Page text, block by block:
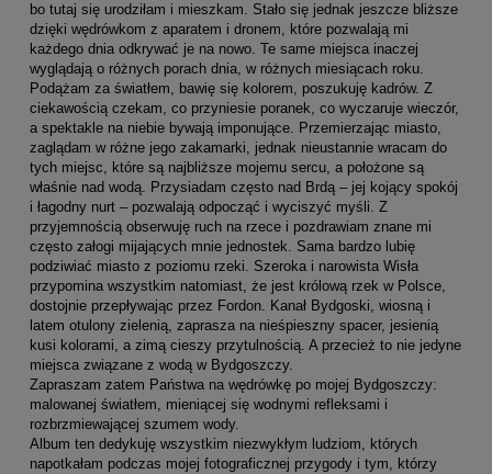
bo tutaj się urodziłam i mieszkam. Stało się jednak jeszcze bliższe
dzięki wędrówkom z aparatem i dronem, które pozwalają mi
każdego dnia odkrywać je na nowo. Te same miejsca inaczej
wyglądają o różnych porach dnia, w różnych miesiącach roku.
Podążam za światłem, bawię się kolorem, poszukuję kadrów. Z
ciekawością czekam, co przyniesie poranek, co wyczaruje wieczór,
a spektakle na niebie bywają imponujące. Przemierzając miasto,
zaglądam w różne jego zakamarki, jednak nieustannie wracam do
tych miejsc, które są najbliższe mojemu sercu, a położone są
właśnie nad wodą. Przysiadam często nad Brdą – jej kojący spokój
i łagodny nurt – pozwalają odpocząć i wyciszyć myśli. Z
przyjemnością obserwuję ruch na rzece i pozdrawiam znane mi
często załogi mijających mnie jednostek. Sama bardzo lubię
podziwiać miasto z poziomu rzeki. Szeroka i narowista Wisła
przypomina wszystkim natomiast, że jest królową rzek w Polsce,
dostojnie przepływając przez Fordon. Kanał Bydgoski, wiosną i
latem otulony zielenią, zaprasza na nieśpieszny spacer, jesienią
kusi kolorami, a zimą cieszy przytulnością. A przecież to nie jedyne
miejsca związane z wodą w Bydgoszczy.
Zapraszam zatem Państwa na wędrówkę po mojej Bydgoszczy:
malowanej światłem, mieniącej się wodnymi refleksami i
rozbrzmiewającej szumem wody.
Album ten dedykuję wszystkim niezwykłym ludziom, których
napotkałam podczas mojej fotograficznej przygody i tym, którzy